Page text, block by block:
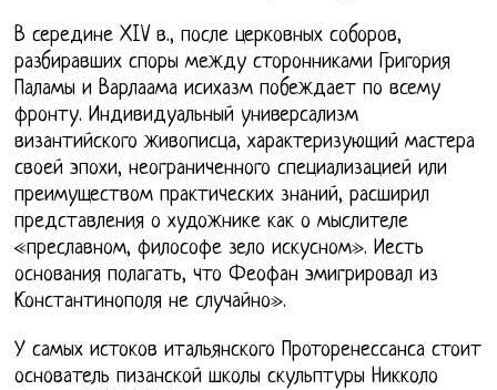
В середине XIV в., после церковных соборов,
разбиравших споры между сторонниками Григория
Паламы и Варлаама исихазм побеждает по всему
фронту. Индивидуальный универсализм
византийского живописца, характеризующий мастера
своей эпохи, неограниченного специализацией или
преимуществом практических знаний, расширил
представления о художнике как о мыслителе
«преславном, философе зело искусном». Иесть
основания полагать, что Феофан эмигрировал из
Константинополя не случайно».
У самых истоков итальянского Проторенессанса стоит
основатель пизанской школы скульптуры Никколо